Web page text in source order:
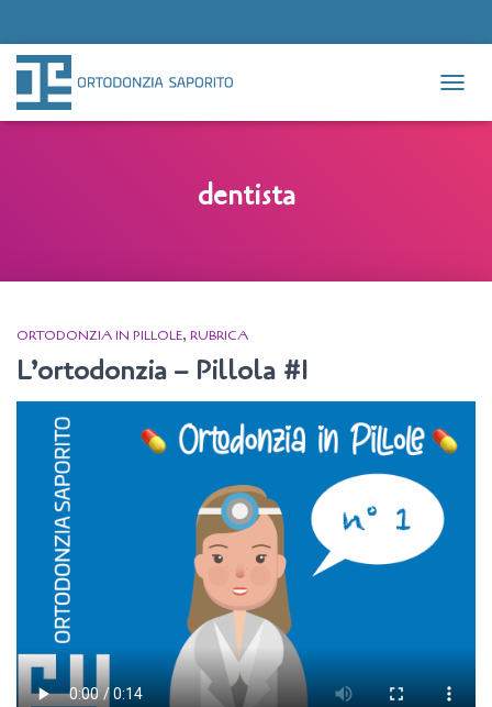
dentista
ORTODONZIA IN PILLOLE RUBRICA
L’ortodonzia – Pillola #1